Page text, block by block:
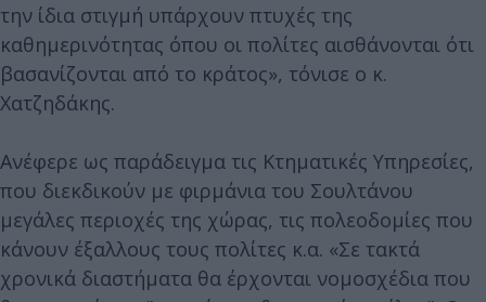
την ίδια στιγμή υπάρχουν πτυχές της
καθημερινότητας όπου οι πολίτες αισθάνονται ότι
βασανίζονται από το κράτος», τόνισε ο κ.
Χατζηδάκης.
Ανέφερε ως παράδειγμα τις Κτηματικές Υπηρεσίες,
που διεκδικούν με φιρμάνια του Σουλτάνου
μεγάλες περιοχές της χώρας, τις πολεοδομίες που
κάνουν έξαλλους τους πολίτες κ.α. «Σε τακτά
χρονικά διαστήματα θα έρχονται νομοσχέδια που